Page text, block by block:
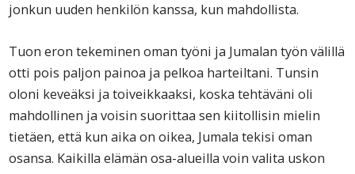
jonkun uuden henkilön kanssa, kun mahdollista.
Tuon eron tekeminen oman työni ja Jumalan työn välillä
otti pois paljon painoa ja pelkoa harteiltani. Tunsin
oloni keveäksi ja toiveikkaaksi, koska tehtäväni oli
mahdollinen ja voisin suorittaa sen kiitollisin mielin
tietäen, että kun aika on oikea, Jumala tekisi oman
osansa. Kaikilla elämän osa-alueilla voin valita uskon